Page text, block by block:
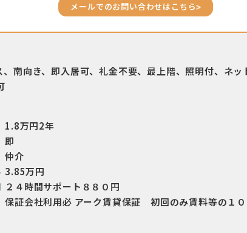
メールでのお問い合わせはこちら
南向き、即入居可、礼金不要、最上階、照明付、ネ
1.8万円2年
即
仲介
3.85万円
２４時間サポート８８０円
保証会社利用必 アーク賃貸保証 初回のみ賃料等の１０